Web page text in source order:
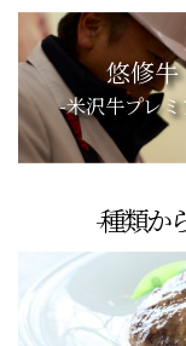
悠修牛
-米沢牛プレ
-種類か